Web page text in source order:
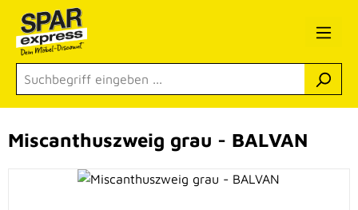
Zum Hauptinhalt springen
Bildergalerie überspringen
Miscanthuszweig grau - BALVAN